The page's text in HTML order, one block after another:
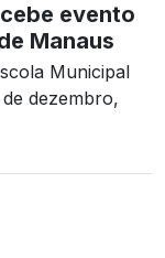
evento
Manaus
Municipal
dezembro,